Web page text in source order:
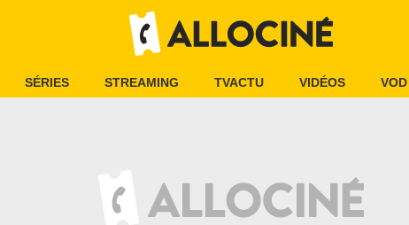
SÉRIES STREAMING TVACTU VIDÉOS VOD